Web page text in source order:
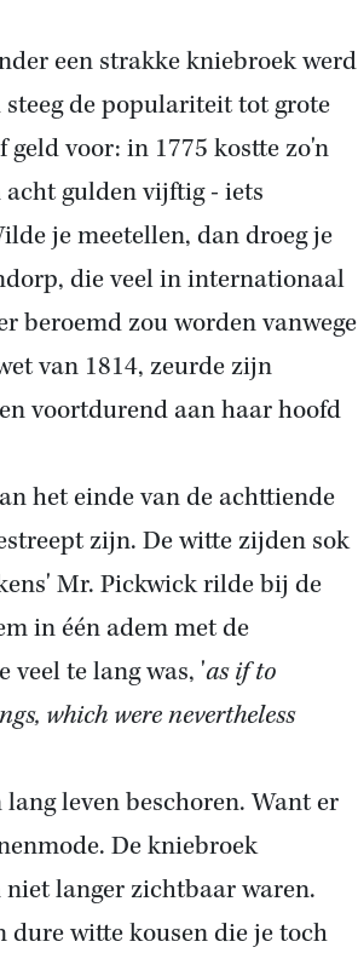
een strakke kniebroek werd
de populariteit tot grote
voor: in 1775 kostte zo'n
gulden vijftig - iets
je meetellen, dan droeg je
die veel in internationaal
beroemd zou worden vanwege
van 1814, zeurde zijn
voortdurend aan haar hoofd
het einde van de achttiende
zijn. De witte zijden sok
Mr. Pickwick rilde bij de
in één adem met de
veel te lang was, 'as if to
which were nevertheless
leven beschoren. Want er
De kniebroek
langer zichtbaar waren.
dure witte kousen die je toch